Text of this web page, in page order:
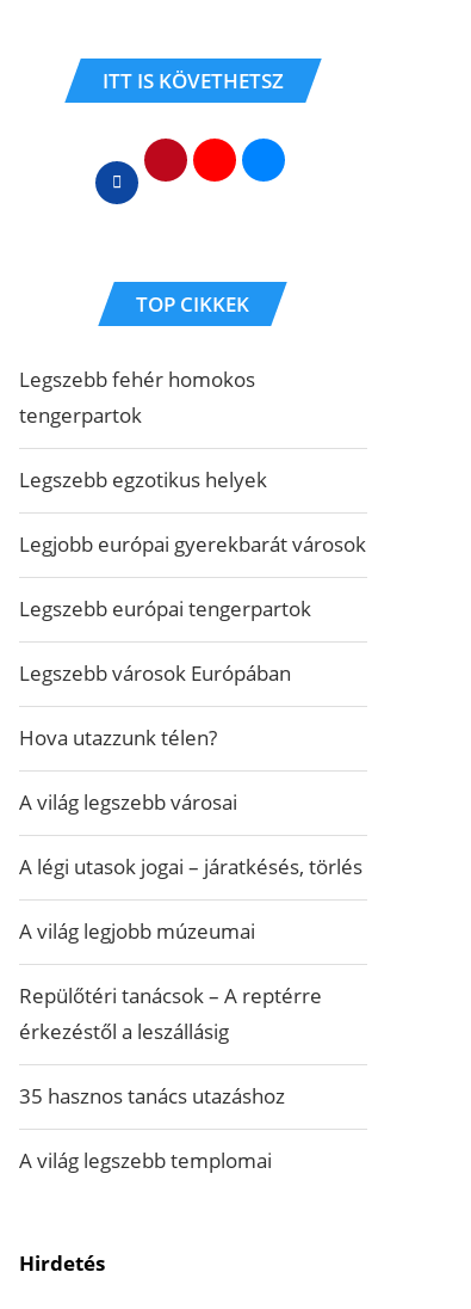
ITT IS KÖVETHETSZ
TOP CIKKEK
Legszebb fehér homokos
tengerpartok
Legszebb egzotikus helyek
Legjobb európai gyerekbarát városok
Legszebb európai tengerpartok
Legszebb városok Európában
Hova utazzunk télen?
A világ legszebb városai
A légi utasok jogai – járatkésés, törlés
A világ legjobb múzeumai
Repülőtéri tanácsok – A reptérre
érkezéstől a leszállásig
35 hasznos tanács utazáshoz
A világ legszebb templomai
Hirdetés